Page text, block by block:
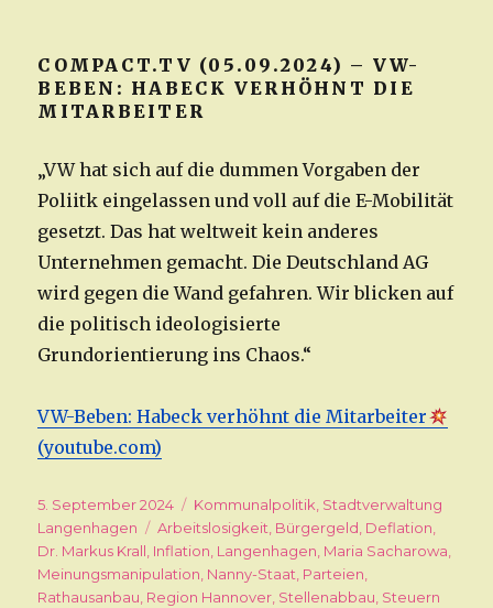
COMPACT.TV (05.09.2024) – VW-
BEBEN: HABECK VERHÖHNT DIE
MITARBEITER
„VW hat sich auf die dummen Vorgaben der
Poliitk eingelassen und voll auf die E-Mobilität
gesetzt. Das hat weltweit kein anderes
Unternehmen gemacht. Die Deutschland AG
wird gegen die Wand gefahren. Wir blicken auf
die politisch ideologisierte
Grundorientierung ins Chaos.“
VW-Beben: Habeck verhöhnt die Mitarbeiter
(youtube.com)
Veröffentlicht
am
5. September 2024 Kategorien
Kommunalpolitik, Stadtverwaltung
Langenhagen
Schlagwörter
Arbeitslosigkeit, Bürgergeld, Deflation,
Dr. Markus Krall, Inflation, Langenhagen, Maria Sacharowa,
Meinungsmanipulation, Nanny-Staat, Parteien,
Rathausanbau, Region Hannover, Stellenabbau, Steuern